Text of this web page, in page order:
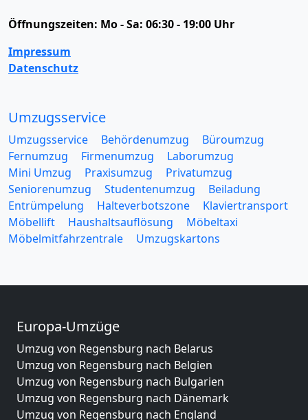
Öffnungszeiten: Mo - Sa: 06:30 - 19:00 Uhr
Impressum
Datenschutz
Umzugsservice
Umzugsservice Behördenumzug
Büroumzug
Fernumzug
Firmenumzug
Laborumzug
Mini Umzug
Praxisumzug
Privatumzug
Seniorenumzug
Studentenumzug
Beiladung
Entrümpelung
Halteverbotszone
Klaviertransport
Möbellift
Haushaltsauflösung
Möbeltaxi
Möbelmitfahrzentrale
Umzugskartons
Europa-Umzüge
Umzug von Regensburg nach Belarus
Umzug von Regensburg nach Belgien
Umzug von Regensburg nach Bulgarien
Umzug von Regensburg nach Dänemark
Umzug von Regensburg nach England